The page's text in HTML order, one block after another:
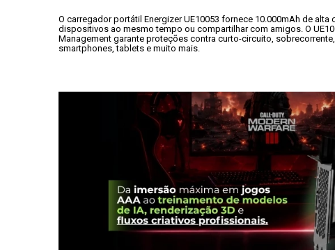
O carregador portátil Energizer UE10053 fornece 10.000mAh de
dispositivos ao mesmo tempo ou compartilhar com amigos. O
Management garante proteções contra curto-circuito,
smartphones, tablets e muito mais.